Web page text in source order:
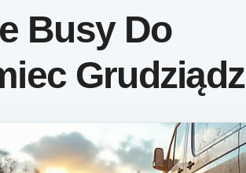
Busy Do
Grudziądz